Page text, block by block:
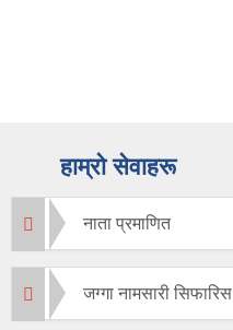
हाम्रो सेवाहरू
नाता प्रमाणित
जग्गा नामसारी सिफारिस